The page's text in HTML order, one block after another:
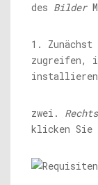
des Bilder
1. Zunächst
zugreifen,
installieren
zwei.
klicken Sie